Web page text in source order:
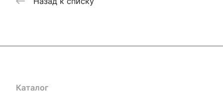
Каталог